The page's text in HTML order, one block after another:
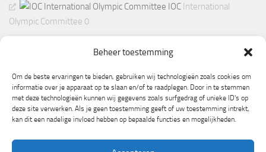
Beheer toestemming
Om de beste ervaringen te bieden, gebruiken wij technologieën zoals cookies om
informatie over je apparaat op te slaan en/of te raadplegen. Door in te stemmen
met deze technologieën kunnen wij gegevens zoals surfgedrag of unieke ID's op
deze site verwerken. Als je geen toestemming geeft of uw toestemming intrekt,
kan dit een nadelige invloed hebben op bepaalde functies en mogelijkheden.
IOC International
Olympic Committee 0